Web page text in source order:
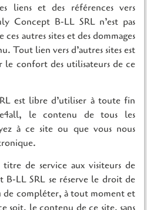
liens et des références vers
Concept B-LL SRL n’est pas
autres sites et des dommages
Tout lien vers d’autres sites est
le confort des utilisateurs de ce
est libre d’utiliser à toute fin
le contenu de tous les
à ce site ou que vous nous
de service aux visiteurs de
LL SRL se réserve le droit de
de compléter, à tout moment et